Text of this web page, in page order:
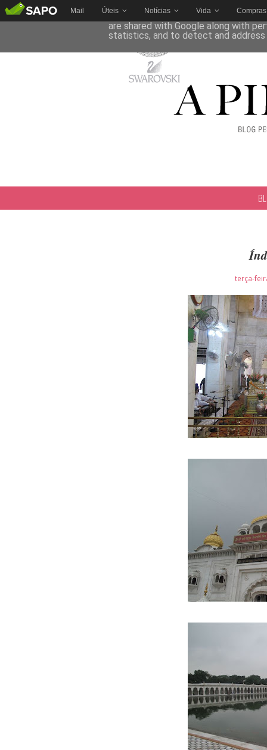
Mail Úteis Notícias Vida Compras
terça-
This site uses cookies from Google
are shared with Google along with
statistics, and to detect and address